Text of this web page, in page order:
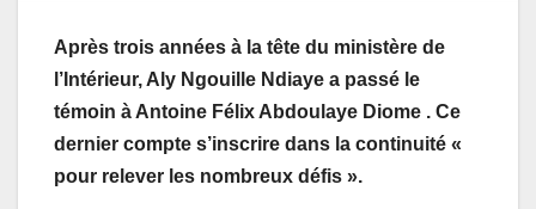
Après trois années à la tête du ministère de
l’Intérieur, Aly Ngouille Ndiaye a passé le
témoin à Antoine Félix Abdoulaye Diome . Ce
dernier compte s’inscrire dans la continuité «
pour relever les nombreux défis ».